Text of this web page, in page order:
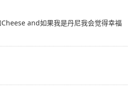
and如果我是丹尼我会觉得幸福